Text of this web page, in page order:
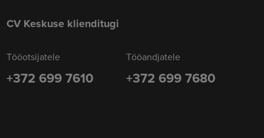
CV Keskuse klienditugi
Tööotsijatele
+372 699 7610
Tööandjatele
+372 699 7680